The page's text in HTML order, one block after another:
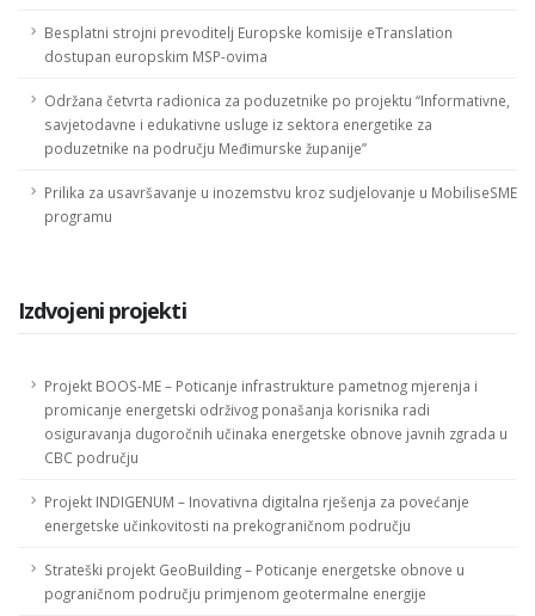
Besplatni strojni prevoditelj Europske komisije eTranslation
dostupan europskim MSP-ovima
Održana četvrta radionica za poduzetnike po projektu “Informativne,
savjetodavne i edukativne usluge iz sektora energetike za
poduzetnike na području Međimurske županije”
Prilika za usavršavanje u inozemstvu kroz sudjelovanje u MobiliseSME
programu
Izdvojeni projekti
Projekt BOOS-ME – Poticanje infrastrukture pametnog mjerenja i
promicanje energetski održivog ponašanja korisnika radi
osiguravanja dugoročnih učinaka energetske obnove javnih zgrada u
CBC području
Projekt INDIGENUM – Inovativna digitalna rješenja za povećanje
energetske učinkovitosti na prekograničnom području
Strateški projekt GeoBuilding – Poticanje energetske obnove u
pograničnom području primjenom geotermalne energije